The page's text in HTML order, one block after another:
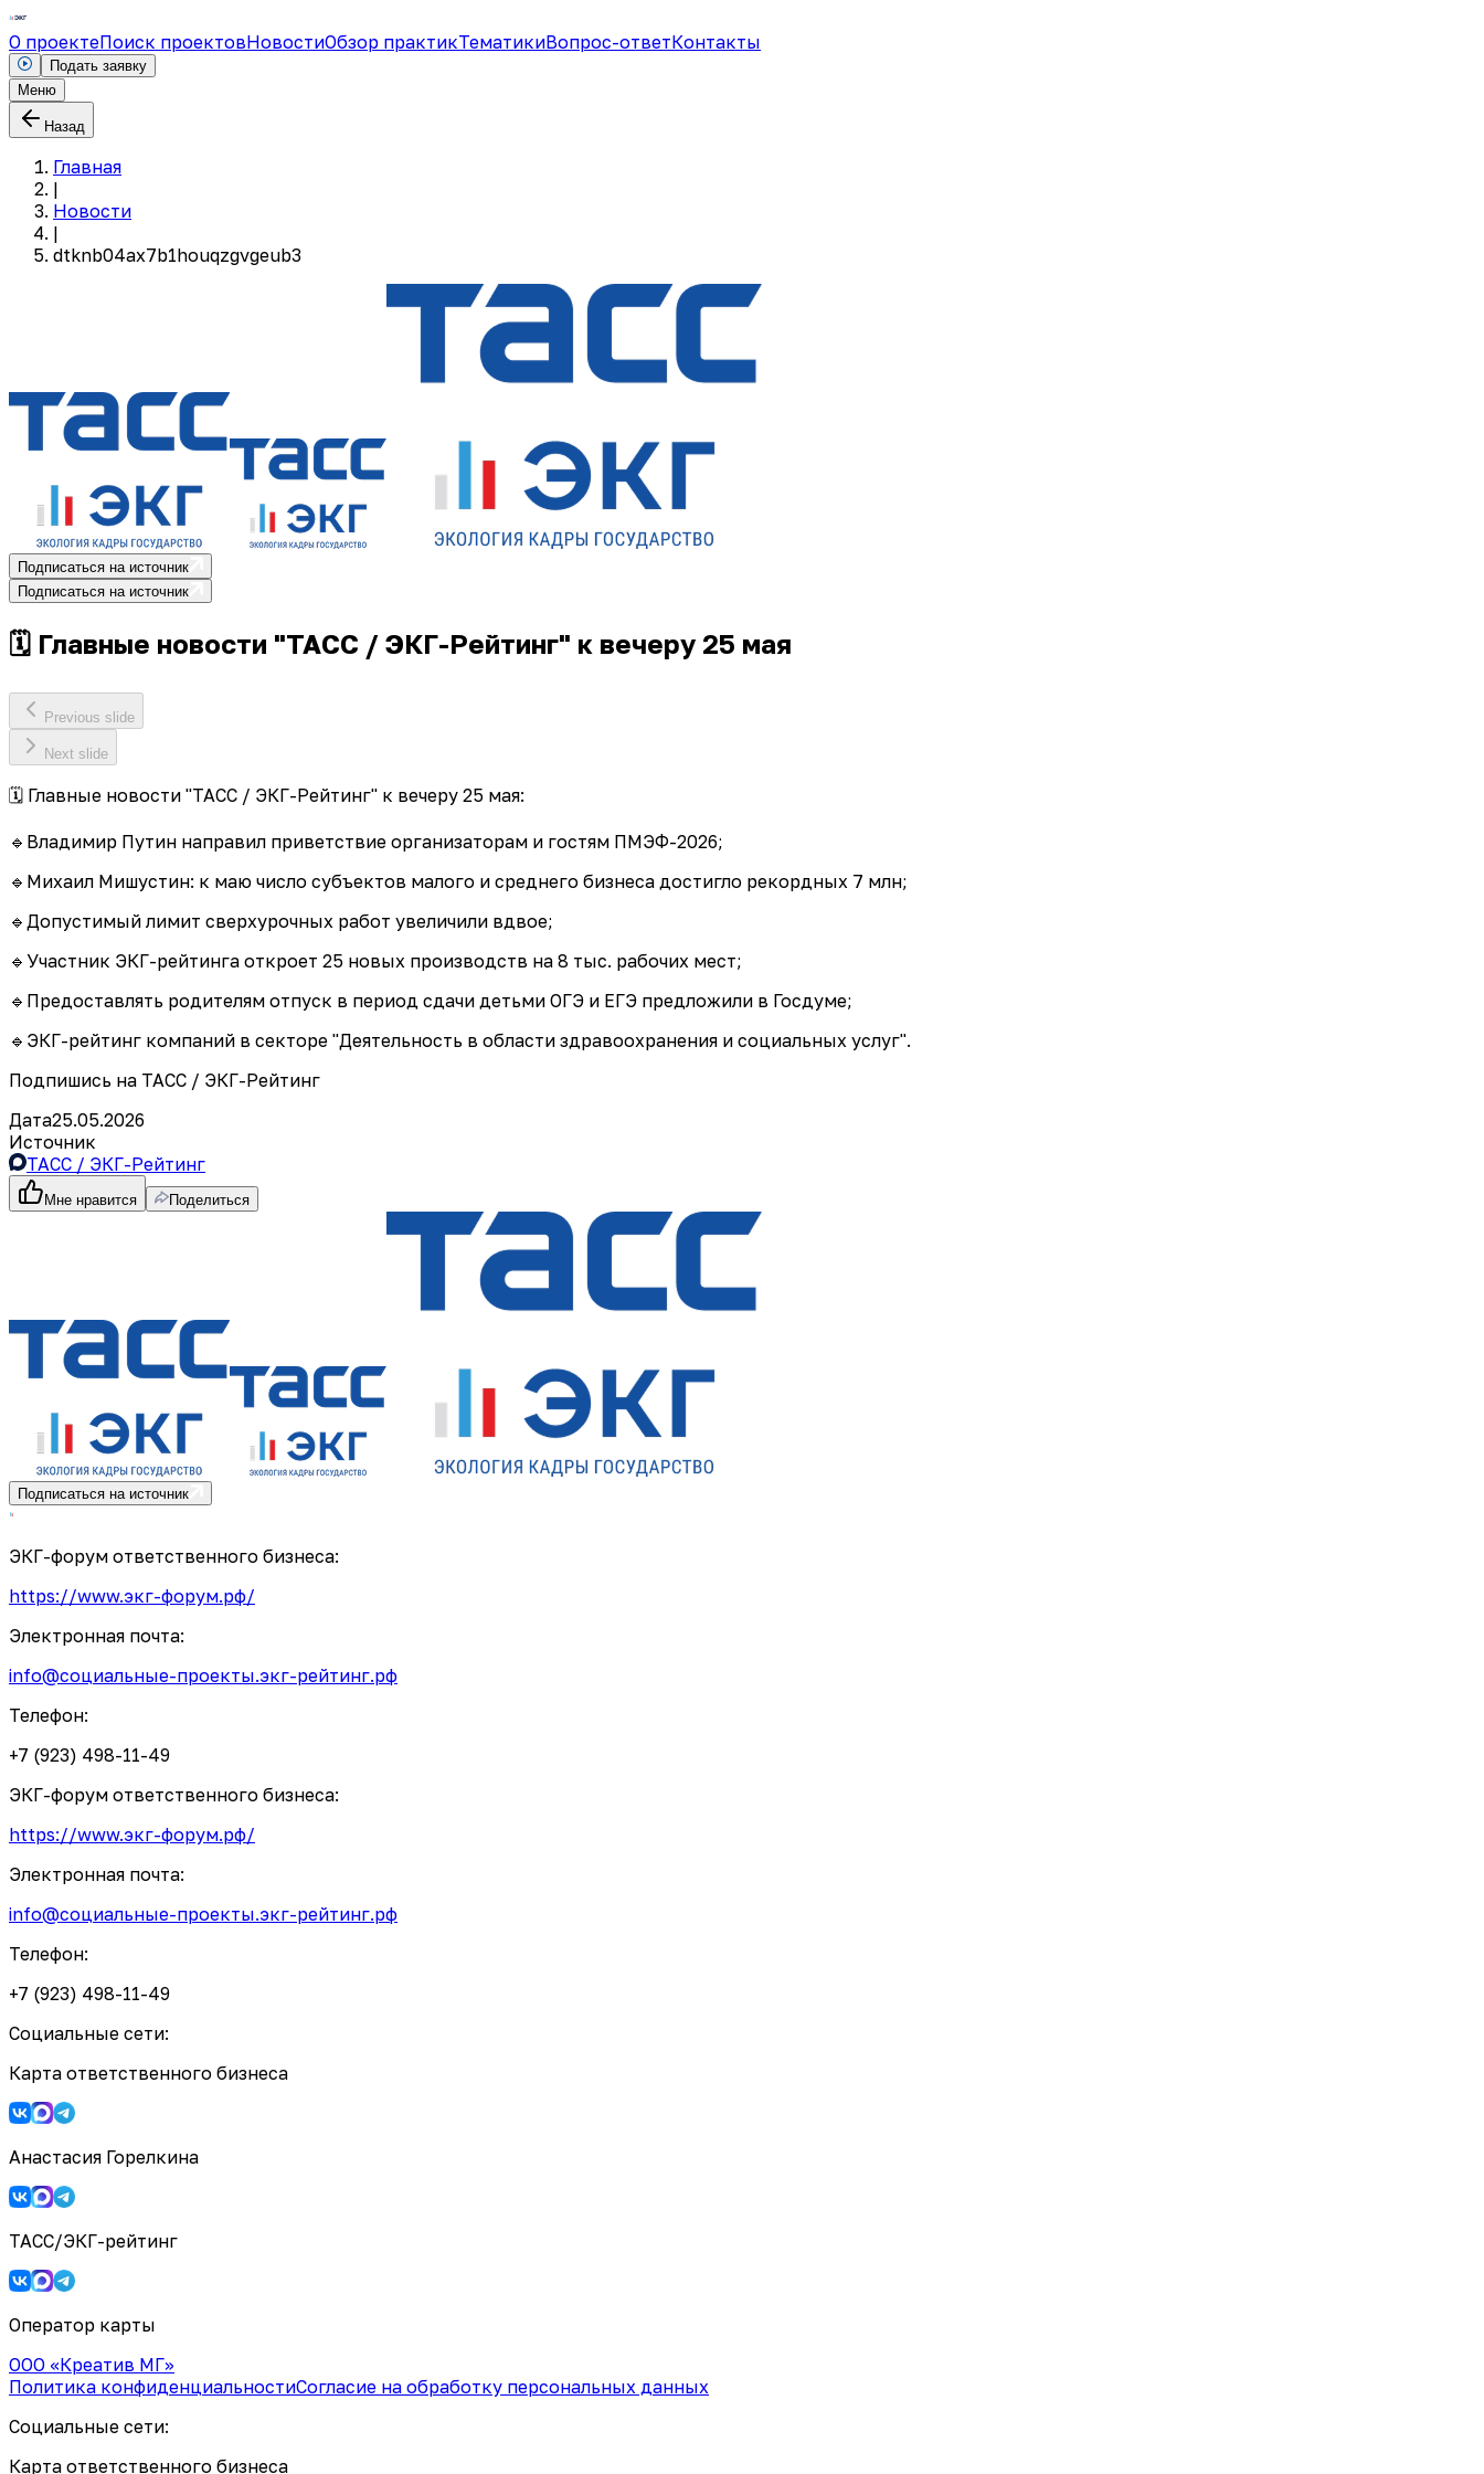
О проектеПоиск проектовНовостиОбзор практикТематикиВопрос-ответКонтакты
Подать заявку
Меню
Назад
Главная
|
Новости
|
dtknb04ax7b1houqzgvgeub3
Подписаться на источник
Подписаться на источник
🗓 Главные новости "ТАСС / ЭКГ-Рейтинг" к вечеру 25 мая
Previous slide
Next slide
🗓 Главные новости "ТАСС / ЭКГ-Рейтинг" к вечеру 25 мая:
🔹Владимир Путин направил приветствие организаторам и гостям ПМЭФ-2026;
🔹Михаил Мишустин: к маю число субъектов малого и среднего бизнеса достигло рекордных 7 млн;
🔹Допустимый лимит сверхурочных работ увеличили вдвое;
🔹Участник ЭКГ-рейтинга откроет 25 новых производств на 8 тыс. рабочих мест;
🔹Предоставлять родителям отпуск в период сдачи детьми ОГЭ и ЕГЭ предложили в Госдуме;
🔹ЭКГ-рейтинг компаний в секторе "Деятельность в области здравоохранения и социальных услуг".
Подпишись на ТАСС / ЭКГ-Рейтинг
Дата25.05.2026
Источник
ТАСС / ЭКГ-Рейтинг
Мне нравится Поделиться
Подписаться на источник
ЭКГ-форум ответственного бизнеса:
https://www.экг-форум.рф/
Электронная почта:
info@социальные-проекты.экг-рейтинг.рф
Телефон:
+7 (923) 498-11-49
ЭКГ-форум ответственного бизнеса:
https://www.экг-форум.рф/
Электронная почта:
info@социальные-проекты.экг-рейтинг.рф
Телефон:
+7 (923) 498-11-49
Социальные сети:
Карта ответственного бизнеса
Анастасия Горелкина
ТАСС/ЭКГ-рейтинг
Оператор карты
ООО «Креатив МГ»
Политика конфиденциальностиСогласие на обработку персональных данных
Социальные сети:
Карта ответственного бизнеса